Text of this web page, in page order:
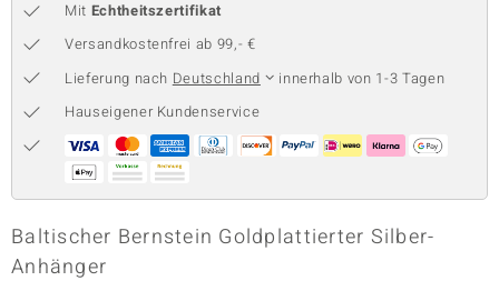
Mit Echtheitszertifikat
Versandkostenfrei ab 99,- €
Lieferung nach Deutschland
innerhalb von 1-3 Tagen
Hauseigener Kundenservice
Baltischer Bernstein Goldplattierter Silber-
Anhänger